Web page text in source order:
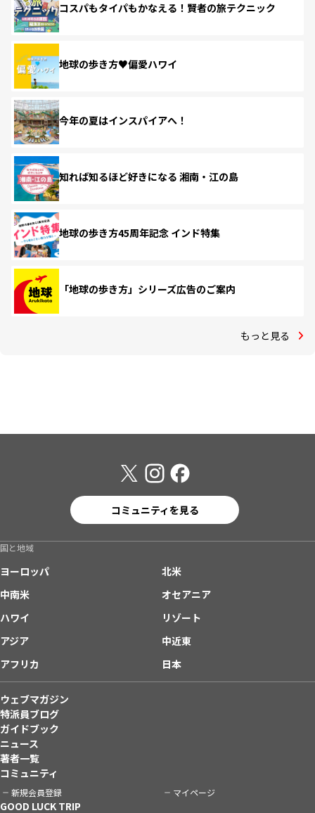
コスパもタイパもかなえる！賢者の旅テクニック
地球の歩き方♥偏愛ハワイ
今年の夏はインスパイアへ！
知れば知るほど好きになる 湘南・江の島
地球の歩き方45周年記念 インド特集
「地球の歩き方」シリーズ広告のご案内
もっと見る
コミュニティを見る
国と地域
ヨーロッパ
北米
中南米
オセアニア
ハワイ
リゾート
アジア
中近東
アフリカ
日本
ウェブマガジン
特派員ブログ
ガイドブック
ニュース
著者一覧
コミュニティ
新規会員登録 マイページ
GOOD LUCK TRIP